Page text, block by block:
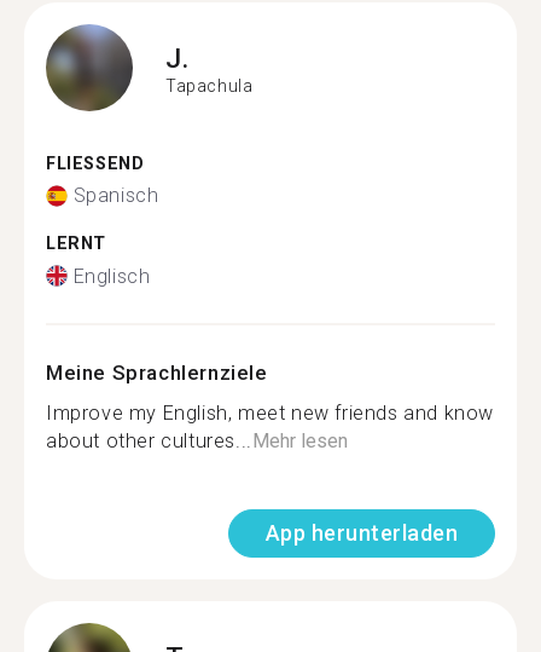
J.
Tapachula
FLIESSEND
Spanisch
LERNT
Englisch
Meine Sprachlernziele
Improve my English, meet new friends and know
about other cultures... Mehr lesen
App herunterladen